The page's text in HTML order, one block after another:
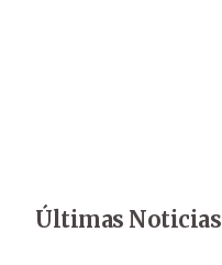
Últimas Noticias